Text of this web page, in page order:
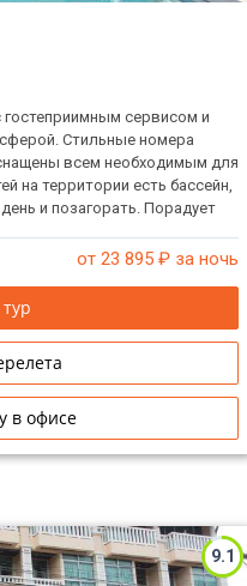
сервисом и
Стильные номера
всем необходимым для
на территории есть бассейн,
и позагорать. Порадует
от 23 895 ₽ за ночь
в офисе
9.1